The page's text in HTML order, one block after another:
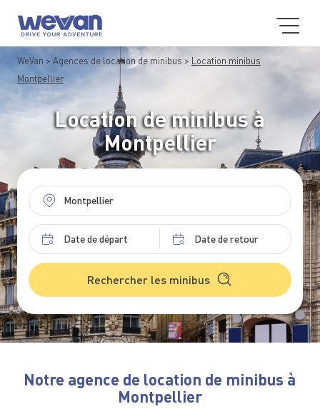
WeVan Agences de location de minibus
Location minibus
Montpellier
Location de minibus à
Montpellier
Rechercher les minibus
Notre agence de location de minibus à
Montpellier